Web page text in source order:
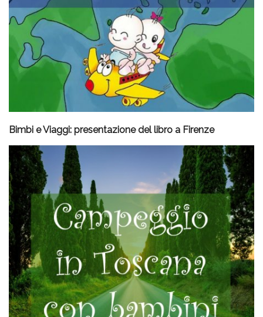
Bimbi e Viaggi: presentazione del libro a Firenze